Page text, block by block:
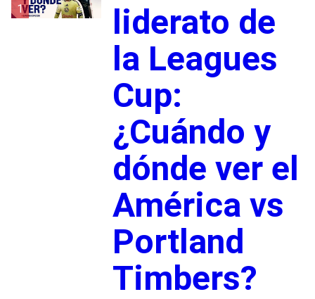
1
liderato de
la Leagues
Cup:
¿Cuándo y
dónde ver el
América vs
Portland
Timbers?